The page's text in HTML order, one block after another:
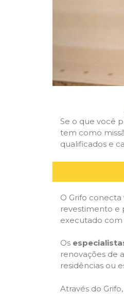
Se o que você
tem como
qualificados e
O Grifo
revestimento e
executado com
Os
renovações de
residências ou
Através do